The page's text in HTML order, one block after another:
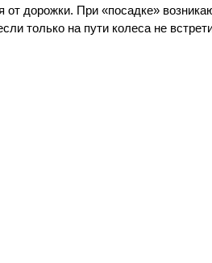
от дорожки. При «посадке»
только на пути колеса не